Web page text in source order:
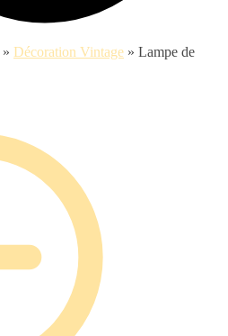
» Décoration Vintage » Lampe de